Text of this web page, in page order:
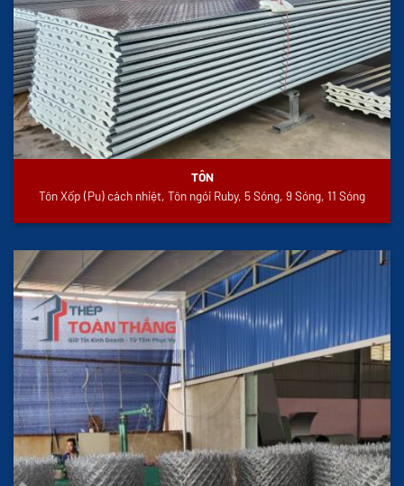
TÔN
Tôn Xốp (Pu) cách nhiệt, Tôn ngói Ruby, 5 Sóng, 9 Sóng, 11 Sóng